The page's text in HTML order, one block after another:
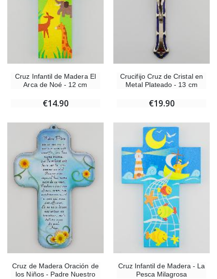
Cruz Infantil de Madera El
Arca de Noé - 12 cm
€14.90
Crucifijo Cruz de Cristal en
Metal Plateado - 13 cm
€19.90
Cruz de Madera Oración de
los Niños - Padre Nuestro
Cruz Infantil de Madera - La
Pesca Milagrosa